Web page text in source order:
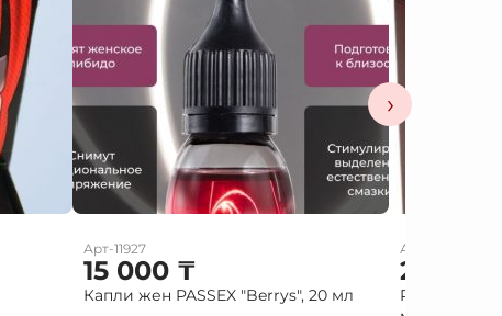
Арт-11927
15 000 ₸
Капли жен PASSEX "Berrys", 20 мл
Арт-10586
2 000
Red
›